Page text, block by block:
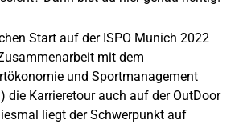
Start auf der ISPO Munich 2022
mit dem
und Sportmanagement
) die Karrieretour auch auf der OutDoor
liegt der Schwerpunkt auf